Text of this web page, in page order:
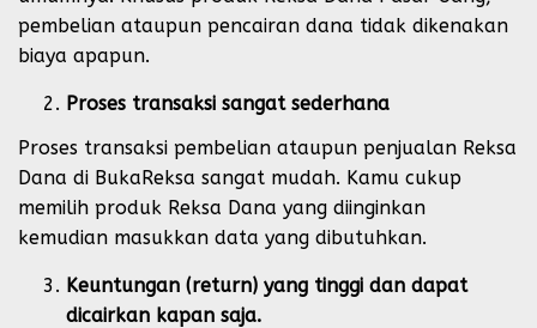
pembelian ataupun pencairan dana tidak dikenakan
biaya apapun.
Proses transaksi sangat sederhana
Proses transaksi pembelian ataupun penjualan Reksa
Dana di BukaReksa sangat mudah. Kamu cukup
memilih produk Reksa Dana yang diinginkan
kemudian masukkan data yang dibutuhkan.
Keuntungan (return) yang tinggi dan dapat
dicairkan kapan saja.